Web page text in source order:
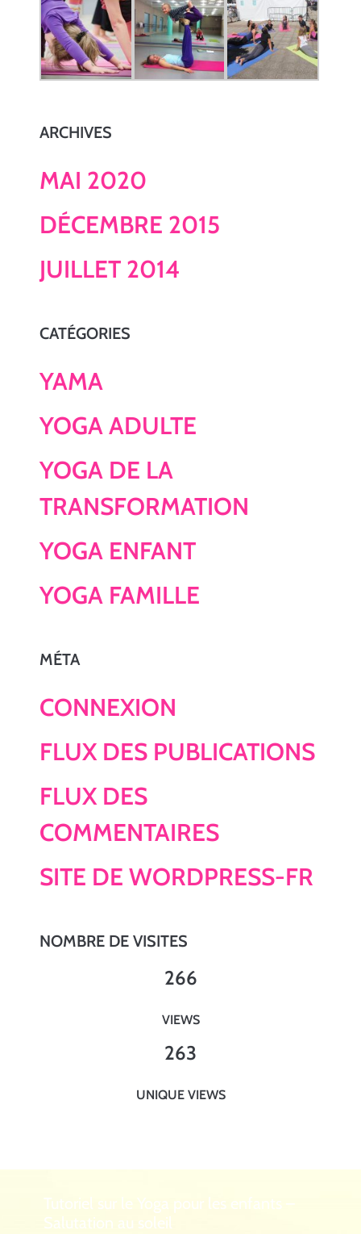
ARCHIVES
MAI 2020
DÉCEMBRE 2015
JUILLET 2014
CATÉGORIES
YAMA
YOGA ADULTE
YOGA DE LA
TRANSFORMATION
YOGA ENFANT
YOGA FAMILLE
MÉTA
CONNEXION
FLUX DES PUBLICATIONS
FLUX DES
COMMENTAIRES
SITE DE WORDPRESS-FR
NOMBRE DE VISITES
266
VIEWS
263
UNIQUE VIEWS
Tutoriel sur le Yoga pour les enfants –
Salutation au soleil